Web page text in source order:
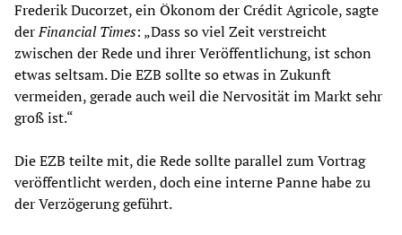
Frederik Ducorzet, ein Ökonom der Crédit Agricole, sagte
derFinancial Times: „Dass so viel Zeit verstreicht
zwischen der Rede und ihrer Veröffentlichung, ist schon
etwas seltsam. Die EZB sollte so etwas in Zukunft
vermeiden, gerade auch weil die Nervosität im Markt sehr
groß ist.“
Die EZB teilte mit, die Rede sollte parallel zum Vortrag
veröffentlicht werden, doch eine interne Panne habe zu
der Verzögerung geführt.